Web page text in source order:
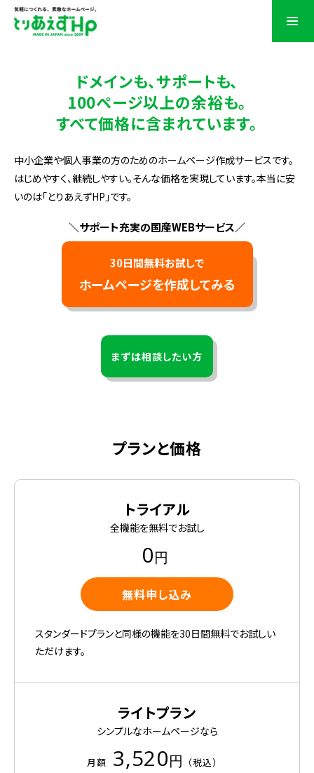
ドメインも、サポートも、
100ページ以上の余裕も。
すべて価格に含まれています。
中小企業や個人事業の方のためのホームページ作成サービスです。
はじめやすく、継続しやすい。そんな価格を実現しています。本当に安
いのは「とりあえずHP」です。
＼サポート充実の国産WEBサービス／
30日間無料お試しで
ホームページを作成してみる
まずは相談したい方
プランと価格
トライアル
全機能を無料でお試し
0円
無料申し込み
スタンダードプランと同様の機能を30日間無料でお試しい
ただけます。
ライトプラン
シンプルなホームページなら
月額 3,520円 （税込）